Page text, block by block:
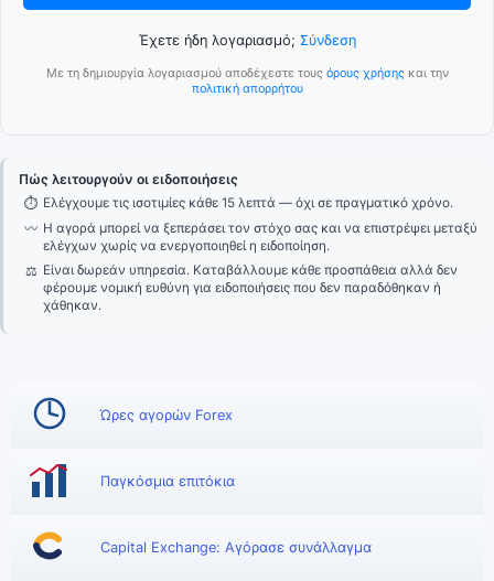
Έχετε ήδη λογαριασμό; Σύνδεση
Με τη δημιουργία λογαριασμού αποδέχεστε τους όρους χρήσηςκαι την
πολιτική απορρήτου
Πώς λειτουργούν οι ειδοποιήσεις
⏱ Ελέγχουμε τις ισοτιμίες κάθε 15 λεπτά — όχι σε πραγματικό χρόνο.
〰 Η αγορά μπορεί να ξεπεράσει τον στόχο σας και να επιστρέψει μεταξύ
ελέγχων χωρίς να ενεργοποιηθεί η ειδοποίηση.
⚖ Είναι δωρεάν υπηρεσία. Καταβάλλουμε κάθε προσπάθεια αλλά δεν
φέρουμε νομική ευθύνη για ειδοποιήσεις που δεν παραδόθηκαν ή
χάθηκαν.
Ώρες αγορών Forex
Παγκόσμια επιτόκια
Capital Exchange: Αγόρασε συνάλλαγμα